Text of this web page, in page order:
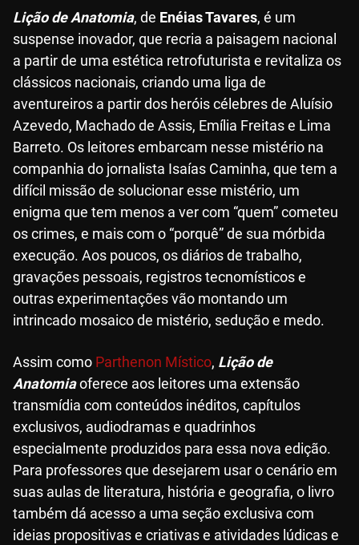
Lição de Anatomia, de Enéias Tavares, é um
suspense inovador, que recria a paisagem nacional
a partir de uma estética retrofuturista e revitaliza os
clássicos nacionais, criando uma liga de
aventureiros a partir dos heróis célebres de Aluísio
Azevedo, Machado de Assis, Emília Freitas e Lima
Barreto. Os leitores embarcam nesse mistério na
companhia do jornalista Isaías Caminha, que tem a
difícil missão de solucionar esse mistério, um
enigma que tem menos a ver com “quem” cometeu
os crimes, e mais com o “porquê” de sua mórbida
execução. Aos poucos, os diários de trabalho,
gravações pessoais, registros tecnomísticos e
outras experimentações vão montando um
intrincado mosaico de mistério, sedução e medo.
Assim como Parthenon Místico, Lição de
Anatomiaoferece aos leitores uma extensão
transmídia com conteúdos inéditos, capítulos
exclusivos, audiodramas e quadrinhos
especialmente produzidos para essa nova edição.
Para professores que desejarem usar o cenário em
suas aulas de literatura, história e geografia, o livro
também dá acesso a uma seção exclusiva com
ideias propositivas e criativas e atividades lúdicas e